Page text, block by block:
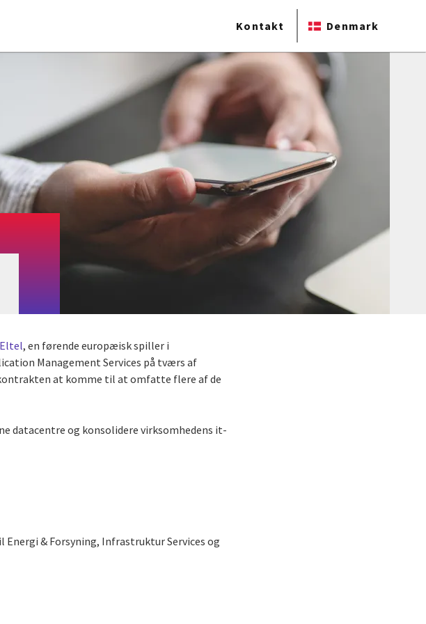
Kontakt Denmark
Eltel, en førende europæisk spiller i
Management Services på tværs af
at komme til at omfatte flere af de
datacentre og konsolidere virksomhedens it-
& Forsyning, Infrastruktur Services og